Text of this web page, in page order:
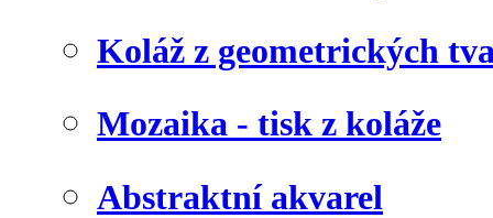
Koláž z geometrických
Mozaika - tisk z koláže
Abstraktní akvarel